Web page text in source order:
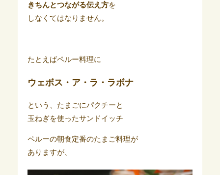
きちんとつながる伝え方を
しなくてはなりません。
たとえばペルー料理に
ウェボス・ア・ラ・ラボナ
という、たまごにパクチーと
玉ねぎを使ったサンドイッチ
ペルーの朝食定番のたまご料理が
ありますが、